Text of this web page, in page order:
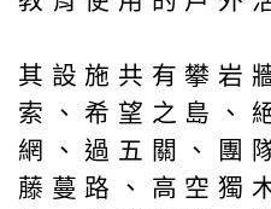
其設施共有攀岩
索、希望之島、
網、過五關、團
藤蔓路、高空獨